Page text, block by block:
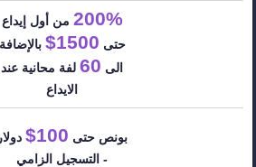
200%من أول إيداع
حتى 1500$
بالإضافة
الى 60لفة محانية عند
الايداع
بونص حتى 100$
دولار
- التسجيل الزامي